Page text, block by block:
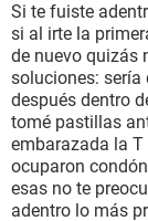
Si te fuiste
si al irte la
de nuevo quizás
soluciones:
después dentro
tomé pastillas
embarazada la
ocuparon
esas no te
adentro lo más